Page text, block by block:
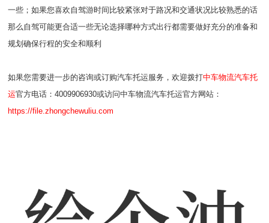
一些；如果您喜欢自驾游时间比较紧张对于路况和交通状况比较熟悉的话
那么自驾可能更合适一些无论选择哪种方式出行都需要做好充分的准备和
规划确保行程的安全和顺利
如果您需要进一步的咨询或订购汽车托运服务，欢迎拨打中车物流汽车托
运官方电话：4009906930或访问中车物流汽车托运官方网站：
https://file.zhongchewuliu.com